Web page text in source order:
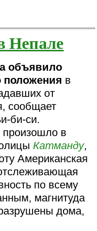
Непале
объявило
положения в
от
сообщает
би-си.
в
Катманду,
Американская
по всему
магнитуда
дома,